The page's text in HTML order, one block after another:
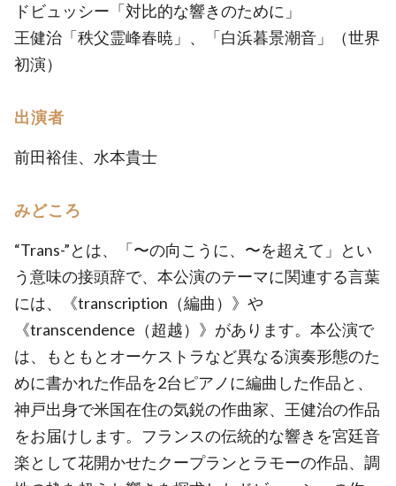
ドビュッシー「対比的な響きのために」
王健治「秩父霊峰春暁」、「白浜暮景潮音」（世界
初演）
出演者
前田裕佳、水本貴士
みどころ
“Trans-”とは、「〜の向こうに、〜を超えて」とい
う意味の接頭辞で、本公演のテーマに関連する言葉
には、《transcription（編曲）》や
《transcendence（超越）》があります。本公演で
は、もともとオーケストラなど異なる演奏形態のた
めに書かれた作品を2台ピアノに編曲した作品と、
神戸出身で米国在住の気鋭の作曲家、王健治の作品
をお届けします。フランスの伝統的な響きを宮廷音
楽として花開かせたクープランとラモーの作品、調